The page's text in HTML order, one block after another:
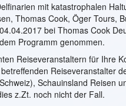
mit katastrophalen
Thomas Cook, Öger Tours,
bei Thomas Cook
Programm genommen.
Reiseveranstaltern für Ihre
Reiseveranstalter
Schauinsland Reisen
z.Zt. noch nicht der Fall.